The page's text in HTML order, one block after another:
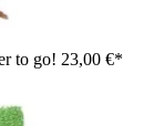
to go! 23,00 €*